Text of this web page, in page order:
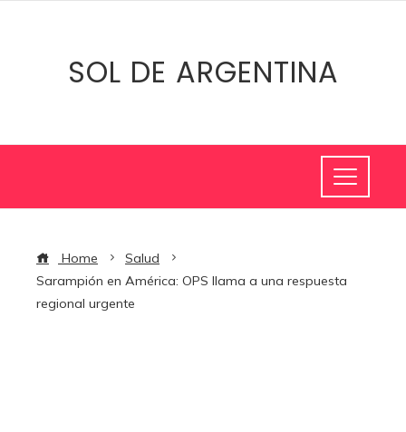
SOL DE ARGENTINA
Home
Salud
Sarampión en América: OPS llama a una respuesta
regional urgente